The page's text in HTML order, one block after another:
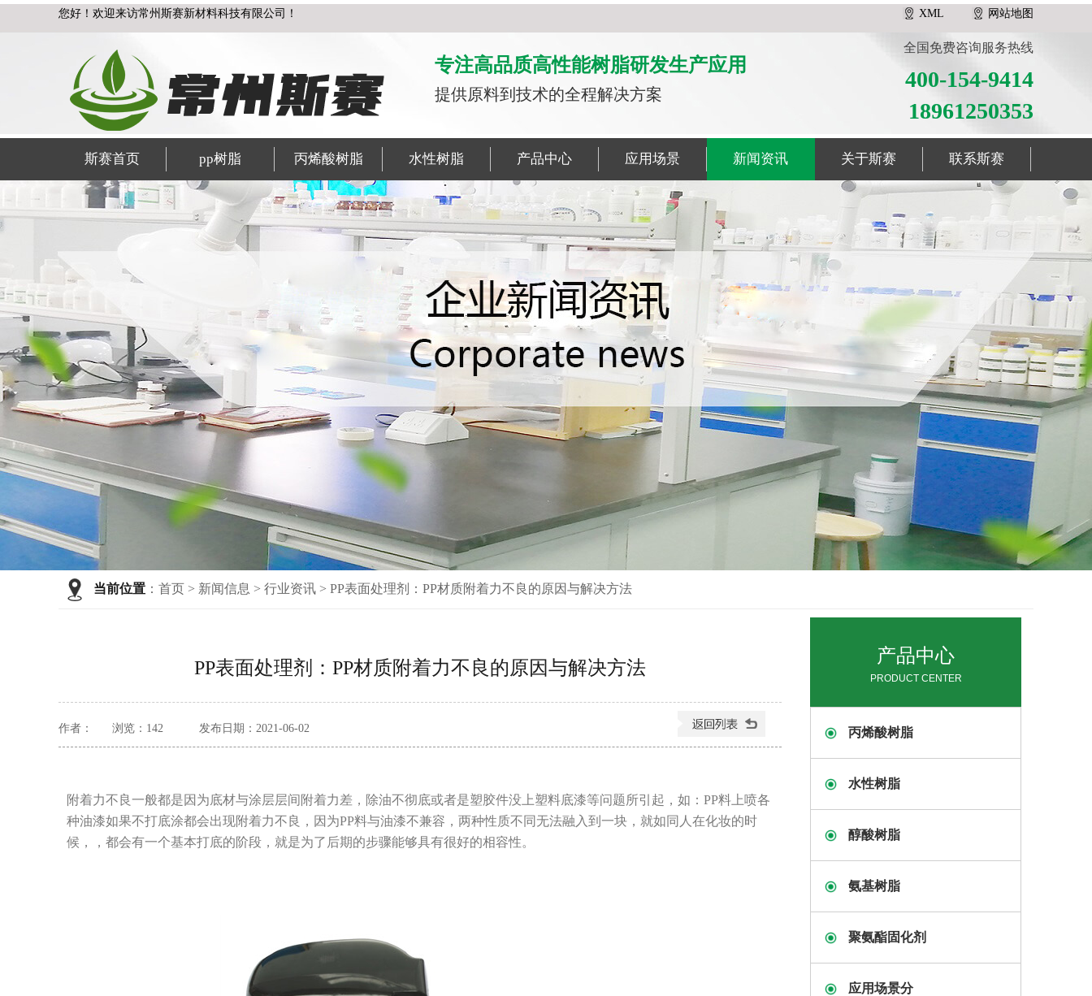
您好！欢迎来访常州斯赛新材料科技有限公司！ XML 网站地图
专注高品质高性能树脂研发生产应用
提供原料到技术的全程解决方案
全国免费咨询服务热线
400-154-9414
18961250353
斯赛首页 pp树脂 丙烯酸树脂 水性树脂 产品中心 应用场景 新闻资讯 关于斯赛 联系斯赛
当前位置 ： 首页 > 新闻信息 > 行业资讯 > PP表面处理剂：PP材质附着力不良的原因与解决方法
PP表面处理剂：PP材质附着力不良的原因与解决方法
作者： 浏览： 142 发布日期：2021-06-02
附着力不良一般都是因为底材与涂层层间附着力差，除油不彻底或者是塑胶件没上塑料底漆等问题所引起，如：PP料上喷各
种油漆如果不打底涂都会出现附着力不良，因为PP料与油漆不兼容，两种性质不同无法融入到一块，就如同人在化妆的时
候，，都会有一个基本打底的阶段，就是为了后期的步骤能够具有很好的相容性。
产品中心
PRODUCT CENTER
丙烯酸树脂
水性树脂
醇酸树脂
氨基树脂
聚氨酯固化剂
应用场景分